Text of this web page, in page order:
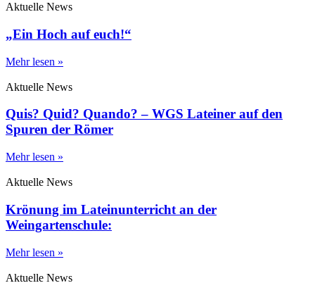
Aktuelle News
„Ein Hoch auf euch!“
Mehr lesen »
Aktuelle News
Quis? Quid? Quando? – WGS Lateiner auf den
Spuren der Römer
Mehr lesen »
Aktuelle News
Krönung im Lateinunterricht an der
Weingartenschule:
Mehr lesen »
Aktuelle News